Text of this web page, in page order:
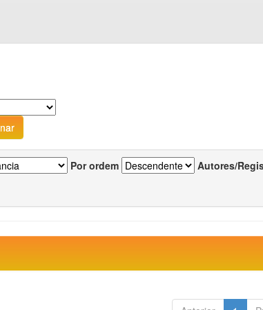
Por ordem Autores/